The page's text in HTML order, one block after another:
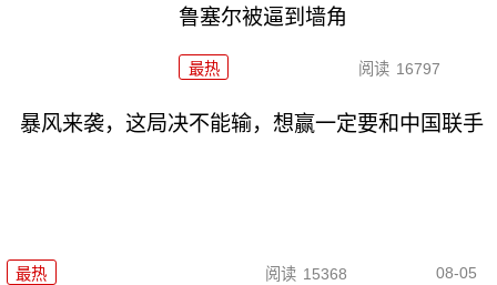
鲁塞尔被逼到墙角
最热 阅读 16797
暴风来袭，这局决不能输，想赢一定要和中国联手
最热 阅读 15368 08-05